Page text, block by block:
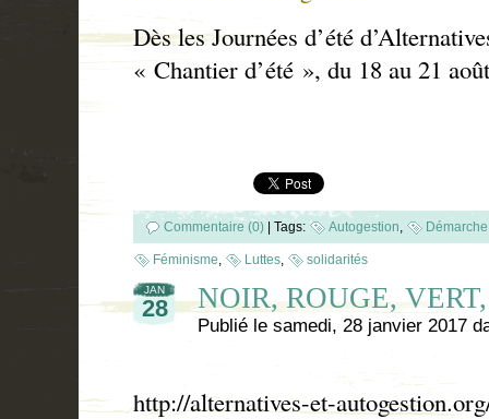
Dès les Journées d’été
« Chantier d’été », du 18 au 21
Commentaire (0) | Tags: Autogestion
Féminisme Luttes solidarités
JAN
28 NOIR, ROUGE,
Publié le samedi, 28 janvier 2017
http://alternatives-et-